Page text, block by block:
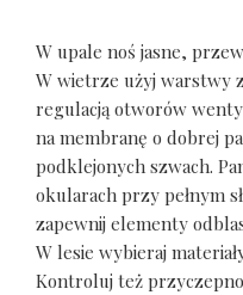
W upale noś jasne,
W wietrze użyj warstwy
regulacją otworów
na membranę o dobrej
podklejonych szwach.
okularach przy pełnym
zapewnij elementy
W lesie wybieraj
Kontroluj też